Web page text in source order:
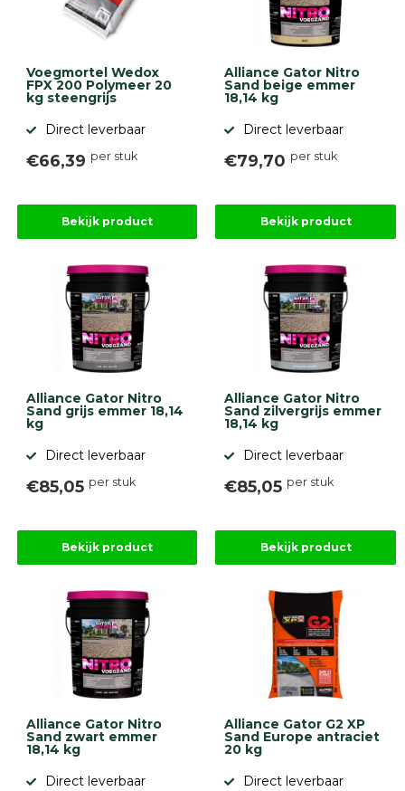
Voegmortel Wedox
FPX 200 Polymeer 20
kg steengrijs
Direct leverbaar
€66,39 per stuk
Bekijk product
Alliance Gator Nitro
Sand beige emmer
18,14 kg
Direct leverbaar
€79,70 per stuk
Bekijk product
Alliance Gator Nitro
Sand grijs emmer 18,14
kg
Direct leverbaar
€85,05 per stuk
Bekijk product
Alliance Gator Nitro
Sand zilvergrijs emmer
18,14 kg
Direct leverbaar
€85,05 per stuk
Bekijk product
Alliance Gator Nitro
Sand zwart emmer
18,14 kg
Direct leverbaar
Alliance Gator G2 XP
Sand Europe antraciet
20 kg
Direct leverbaar